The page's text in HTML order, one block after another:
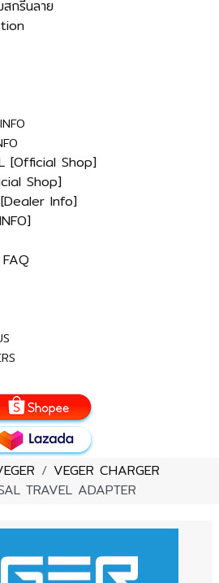
กรีนลาย
[Official Shop]
Shop]
Info]
VEGER CHARGER
TRAVEL ADAPTER